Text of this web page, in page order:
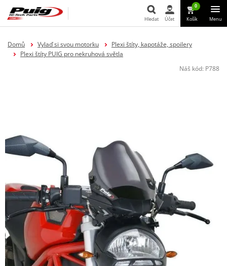
Hledat
Hledat Účet
0
Košík Menu
Domů Vylaď si svou motorku
Plexi štíty, kapotáže, spoilery
Plexi štíty PUIG pro nekruhová světla
Náš kód: P788